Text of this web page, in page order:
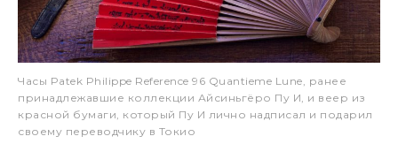
Часы Patek Philippe Reference 96 Quantieme Lune, ранее
принадлежавшие коллекции Айсиньгёро Пу И, и веер из
красной бумаги, который Пу И лично надписал и подарил
своему переводчику в Токио